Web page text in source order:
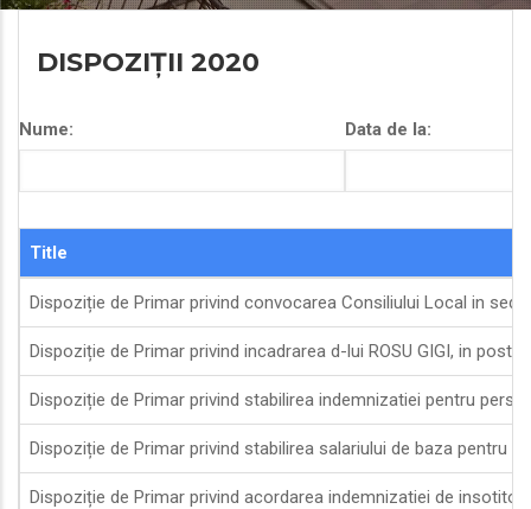
DISPOZIȚII 2020
Nume: Data de la:
Title
Dispoziție de Primar privind convocarea Consiliului Local in
Dispoziție de Primar privind incadrarea d-lui ROSU GIGI, in
Dispoziție de Primar privind stabilirea indemnizatiei pentru
Dispoziție de Primar privind stabilirea salariului de baza pentru
Dispoziție de Primar privind acordarea indemnizatiei de insotitor